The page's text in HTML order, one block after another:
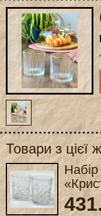
Товари з цієї ж